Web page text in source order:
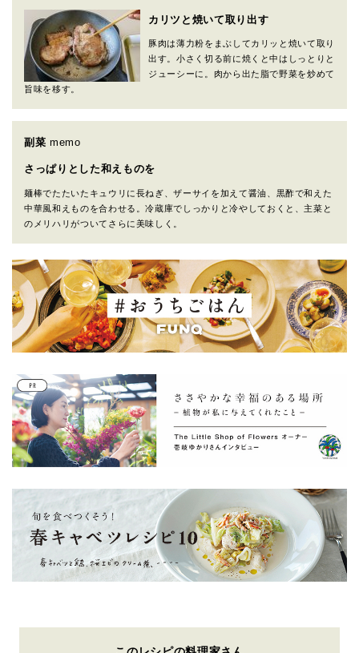
カリツと焼いて取り出す
豚肉は薄力粉をまぶしてカリッと焼いて取り
出す。小さく切る前に焼くと中はしっとりと
ジューシーに。肉から出た脂で野菜を炒めて
旨味を移す。
副菜 memo
さっぱりとした和えものを
麺棒でたたいたキュウリに長ねぎ、ザーサイを加えて醤油、黒酢で和えた
中華風和えものを合わせる。冷蔵庫でしっかりと冷やしておくと、主菜と
のメリハリがついてさらに美味しく。